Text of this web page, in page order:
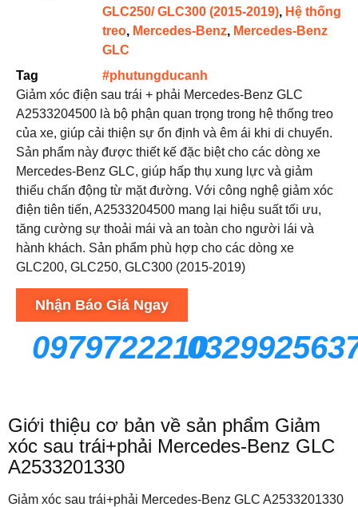
GLC250/ GLC300 (2015-2019), Hệ thống
treo, Mercedes-Benz, Mercedes-Benz
GLC
Tag
#phutungducanh
Giảm xóc điện sau trái + phải Mercedes-Benz GLC
A2533204500 là bộ phận quan trọng trong hệ thống treo
của xe, giúp cải thiện sự ổn định và êm ái khi di chuyển.
Sản phẩm này được thiết kế đặc biệt cho các dòng xe
Mercedes-Benz GLC, giúp hấp thụ xung lực và giảm
thiểu chấn động từ mặt đường. Với công nghệ giảm xóc
điện tiên tiến, A2533204500 mang lại hiệu suất tối ưu,
tăng cường sự thoải mái và an toàn cho người lái và
hành khách. Sản phẩm phù hợp cho các dòng xe
GLC200, GLC250, GLC300 (2015-2019)
Nhận Báo Giá Ngay
0979722210
Giới thiệu cơ bản về sản phẩm Giảm
xóc sau trái+phải Mercedes-Benz GLC
A2533201330
Giảm xóc sau trái+phải Mercedes-Benz GLC A2533201330